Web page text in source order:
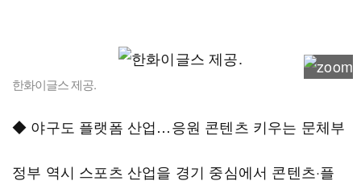
한화이글스 제공.
◆ 야구도 플랫폼 산업…응원 콘텐츠 키우는 문체부
정부 역시 스포츠 산업을 경기 중심에서 콘텐츠·플